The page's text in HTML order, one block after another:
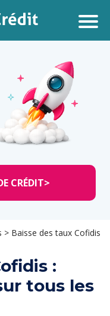
CRÉDIT>
> Baisse des taux Cofidis
:
tous les